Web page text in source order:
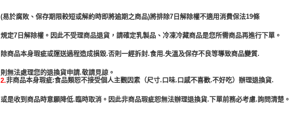
(易於腐敗、保存期限較短或解約時即將逾期之商品)將排除7日解除權不適用消費保法19條
規定7日解除權。因此不受理商品退貨，請確定乳製品、冷凍冷藏商品是您所需商品再進行下單。
除商品本身瑕疵或運送過程造成損毀.否則一經拆封.食用.失溫及保存不良等導致商品變質.
2.非商品本身瑕疵:食品類恕不接受個人主觀因素（尺寸.口味.口感不喜歡.不好吃）辦理退換貨.
或是收到商品時意願降低.臨時取消。因此非商品瑕疵恕無法辦理退換貨.下單前務必考慮.詢問清楚。